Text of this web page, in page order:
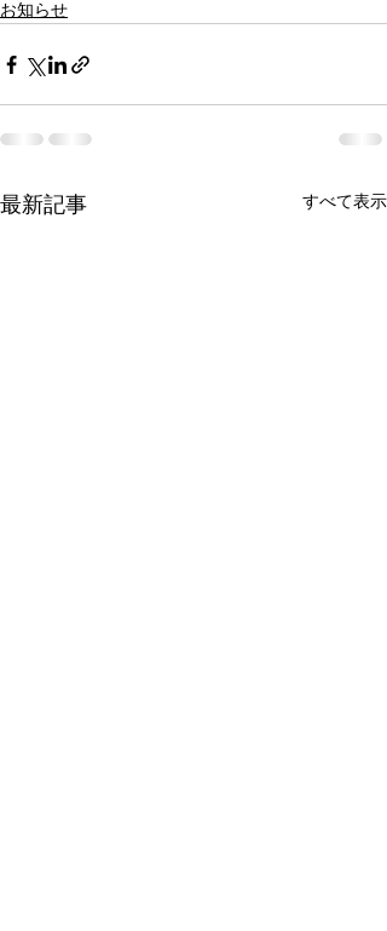
お知らせ
最新記事 すべて表示